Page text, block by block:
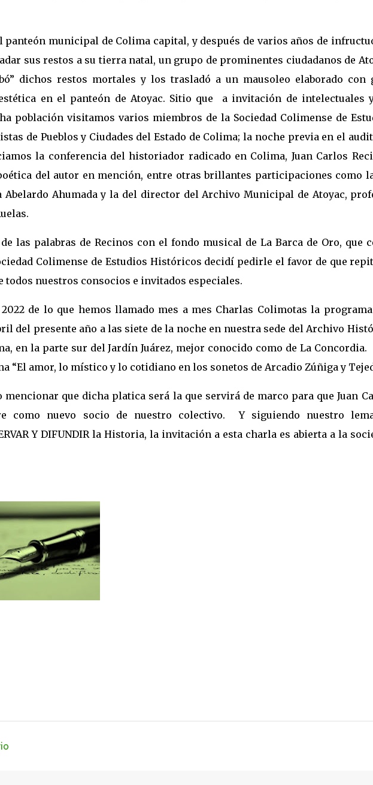
panteón municipal de Colima capital, y después de varios años de
sus restos a su tierra natal, un grupo de prominentes ciudadanos de
dichos restos mortales y los trasladó a un mausoleo elaborado con
en el panteón de Atoyac. Sitio que a invitación de intelectuales
población visitamos varios miembros de la Sociedad Colimense de
de Pueblos y Ciudades del Estado de Colima; la noche previa en el
la conferencia del historiador radicado en Colima, Juan Carlos
del autor en mención, entre otras brillantes participaciones como
Abelardo Ahumada y la del director del Archivo Municipal de Atoyac,
las palabras de Recinos con el fondo musical de La Barca de Oro, que
Colimense de Estudios Históricos decidí pedirle el favor de que
todos nuestros consocios e invitados especiales.
de lo que hemos llamado mes a mes Charlas Colimotas la
del presente año a las siete de la noche en nuestra sede del Archivo
en la parte sur del Jardín Juárez, mejor conocido como de La Concordia.
“El amor, lo místico y lo cotidiano en los sonetos de Arcadio Zúñiga y
mencionar que dicha platica será la que servirá de marco para que Juan
como nuevo socio de nuestro colectivo. Y siguiendo nuestro
Y DIFUNDIR la Historia, la invitación a esta charla es abierta a la